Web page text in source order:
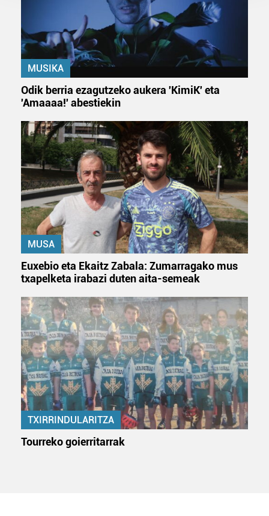
prozesatzen ditugu, zure IP zenbakia, besteak beste,
teknologia erabiliz, cookieak adibidez, iragarki eta eduki
pertsonalizatuak eskaintzeko, iragarkiak eta edukia
neurtzeko, jendeari buruzko informazioa biltzeko eta
produktuak garatzeko. Zure datuak nork eta zertarako
erabiltzen dituen hauta dezakezu.
interes komertzial legitimoetan babesten dira. Ikusi gure
bazkideen zerrenda, beren ustez zein helburutarako
duten interes legitimoa eta horren aurka nola egin
dezakezun ikusteko.
Lortu zure datu pertsonalak prozesatzeko moduari
buruzko informazio gehiago eta ezarri zure lehentasunak
datuen atalean. Edozein unetan alda edo ken dezakezu
zure baimena Cookieen adierazpenean.
Webgune honek cookie propioak eta hirugarrenen cookie-
fitxategiak erabiltzen ditu. Zure esperientzia eta
zerbitzuak hobetzeko asmoz, cookie teknologiaz
baliatzen gara. Ohar hau onartuz gero, teknologia hori
erabiltzeko baimen esplizitua ematen diguzu.Gehiago
irakurri
MUSIKA
Odik berria ezagutzeko aukera 'KimiK' eta
'Amaaaa!' abestiekin
MUSA
Euxebio eta Ekaitz Zabala: Zumarragako mus
txapelketa irabazi duten aita-semeak
TXIRRINDULARITZA
Tourreko goierritarrak